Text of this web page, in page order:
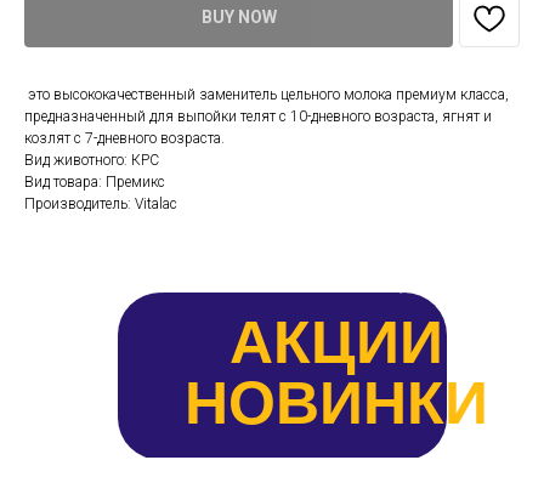
BUY NOW
это высококачественный заменитель цельного молока премиум класса,
предназначенный для выпойки телят с 10-дневного возраста, ягнят и
козлят с 7-дневного возраста.
Вид животного: КРС
Вид товара: Премикс
Производитель: Vitalac
АКЦИИ
НОВИНКИ